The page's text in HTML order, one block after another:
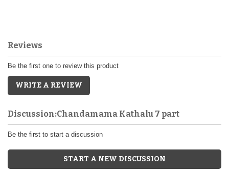
Reviews
Be the first one to review this product
WRITE A REVIEW
Discussion:Chandamama Kathalu 7 part
Be the first to start a discussion
START A NEW DISCUSSION